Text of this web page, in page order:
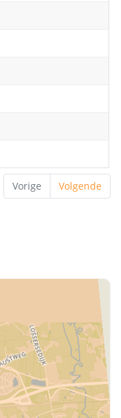
Vorige Volgende